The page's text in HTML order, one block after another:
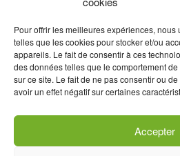
Pour offrir les meilleures expériences,
telles que les cookies pour stocker et/ou
appareils. Le fait de consentir à ces
des données telles que le comportement
sur ce site. Le fait de ne pas consentir ou
avoir un effet négatif sur certaines
Accepter